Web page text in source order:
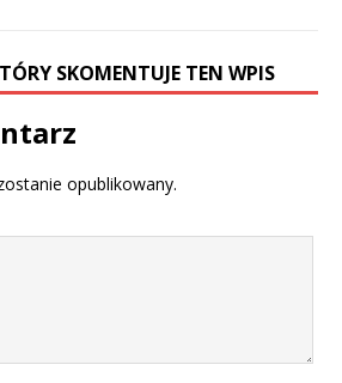
SKOMENTUJE TEN WPIS
opublikowany.